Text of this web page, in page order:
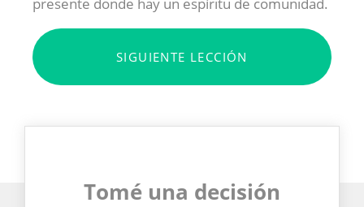
SIGUIENTE LECCIÓN
Tomé una decisión